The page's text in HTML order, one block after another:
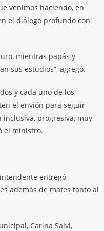
venimos haciendo, en
el diálogo profundo con
mientras papás y
sus estudios”, agregó.
y cada uno de los
el envión para seguir
progresiva, muy
el ministro.
entregó
además de mates tanto al
Carina Salvi,